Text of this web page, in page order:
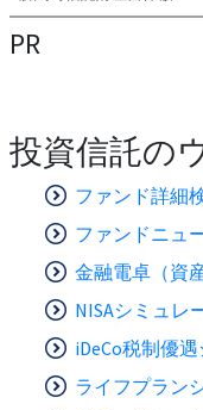
PR
投資信託の
ファンド詳細
ファンドニュ
金融電卓（資
NISAシミュレ
iDeCo税制優
ライフプラン